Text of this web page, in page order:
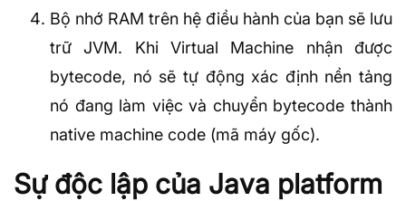
Bộ nhớ RAM trên hệ điều hành của bạn sẽ lưu
trữ JVM. Khi Virtual Machine nhận được
bytecode, nó sẽ tự động xác định nền tảng
nó đang làm việc và chuyển bytecode thành
native machine code (mã máy gốc).
Sự độc lập của Java platform